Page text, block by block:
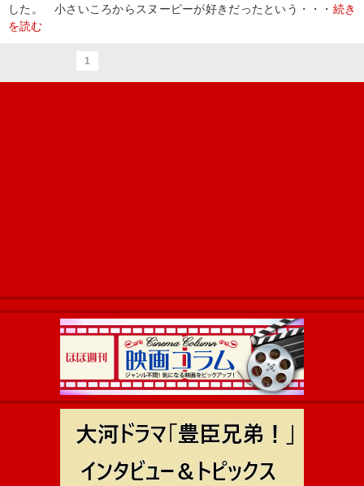
した。 小さいころからスヌーピーが好きだったという・・・ 続き
を読む
1